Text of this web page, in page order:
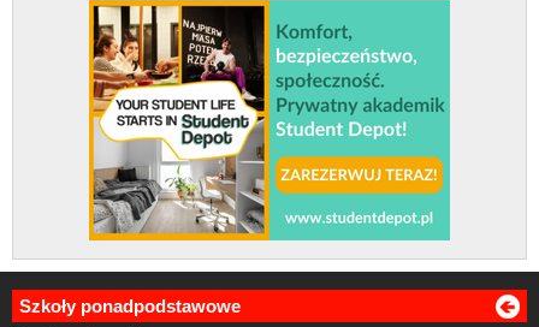
Szkoły ponadpodstawowe